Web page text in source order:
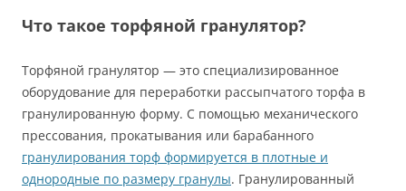
Что такое торфяной гранулятор?
Торфяной гранулятор — это специализированное
оборудование для переработки рассыпчатого торфа в
гранулированную форму. С помощью механического
прессования, прокатывания или барабанного
гранулирования торф формируется в плотные и
однородные по размеру гранулы. Гранулированный